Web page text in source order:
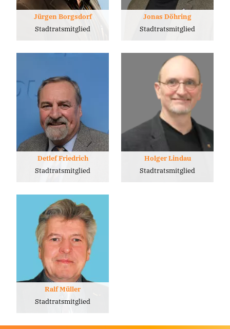
Jürgen Borgsdorf
Stadtratsmitglied
Jonas Döhring
Stadtratsmitglied
Detlef Friedrich
Stadtratsmitglied
Holger Lindau
Stadtratsmitglied
Ralf Müller
Stadtratsmitglied